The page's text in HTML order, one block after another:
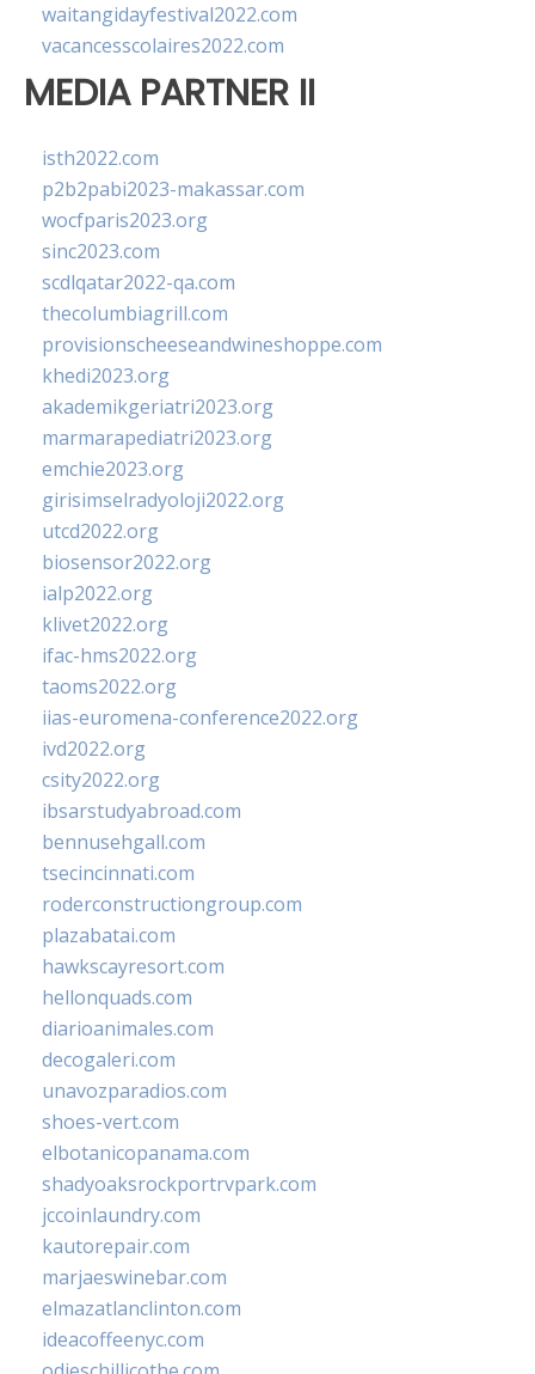
waitangidayfestival2022.com
vacancesscolaires2022.com
MEDIA PARTNER II
isth2022.com
p2b2pabi2023-makassar.com
wocfparis2023.org
sinc2023.com
scdlqatar2022-qa.com
thecolumbiagrill.com
provisionscheeseandwineshoppe.com
khedi2023.org
akademikgeriatri2023.org
marmarapediatri2023.org
emchie2023.org
girisimselradyoloji2022.org
utcd2022.org
biosensor2022.org
ialp2022.org
klivet2022.org
ifac-hms2022.org
taoms2022.org
iias-euromena-conference2022.org
ivd2022.org
csity2022.org
ibsarstudyabroad.com
bennusehgall.com
tsecincinnati.com
roderconstructiongroup.com
plazabatai.com
hawkscayresort.com
hellonquads.com
diarioanimales.com
decogaleri.com
unavozparadios.com
shoes-vert.com
elbotanicopanama.com
shadyoaksrockportrvpark.com
jccoinlaundry.com
kautorepair.com
marjaeswinebar.com
elmazatlanclinton.com
ideacoffeenyc.com